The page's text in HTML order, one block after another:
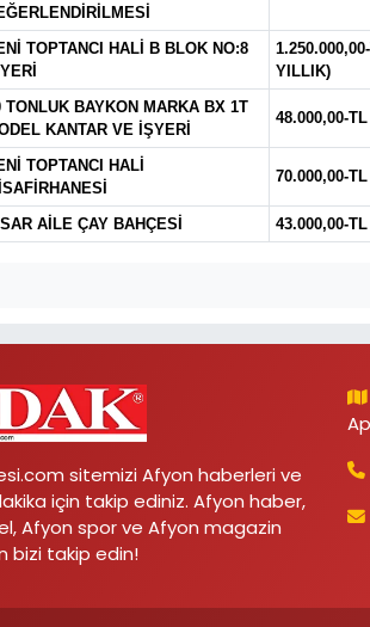
TOPTANCI HALİ B BLOK NO:8
YILLIK)
TONLUK BAYKON MARKA BX 1T
KANTAR VE İŞYERİ
48.000,00-TL
TOPTANCI HALİ
70.000,00-TL
AİLE ÇAY BAHÇESİ 43.000,00-TL
sitemizi Afyon haberleri ve
için takip ediniz. Afyon haber,
Afyon spor ve Afyon magazin
bizi takip edin!